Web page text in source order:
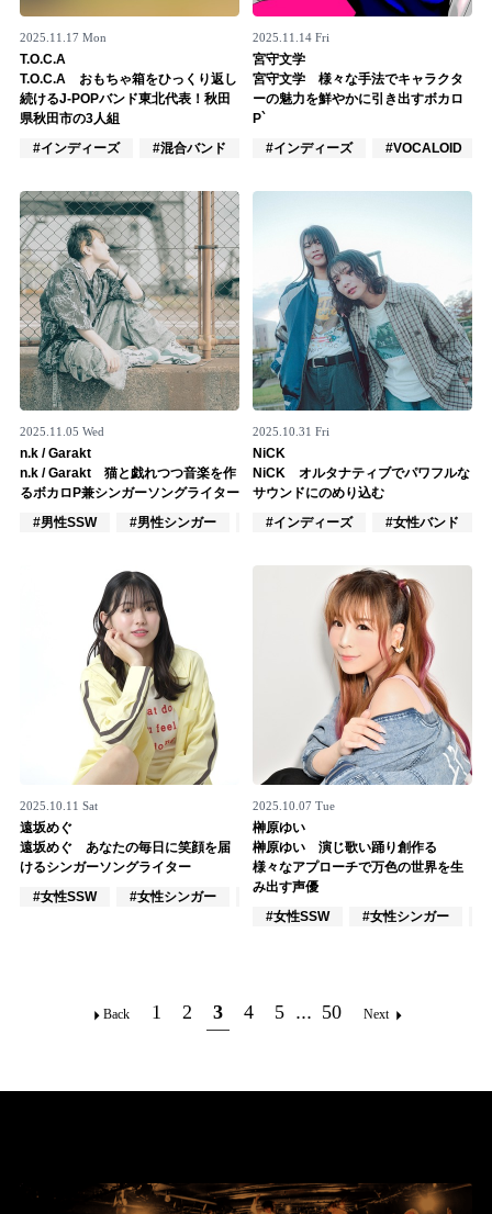
2025.11.17 Mon
T.O.C.A
T.O.C.A おもちゃ箱をひっくり返し
続けるJ-POPバンド東北代表！秋田
県秋田市の3人組
#インディーズ
#混合バンド #楽器奏者
2025.11.14 Fri
宮守文学
宮守文学 様々な手法でキャラクタ
ーの魅力を鮮やかに引き出すボカロ
P`
#インディーズ
#VOCALOID
2025.11.05 Wed
n.k / Garakt
n.k / Garakt 猫と戯れつつ音楽を作
るボカロP兼シンガーソングライター
#男性SSW
#男性シンガー #VOCALOID
2025.10.31 Fri
NiCK
NiCK オルタナティブでパワフルな
サウンドにのめり込む
#インディーズ
#女性バンド
2025.10.11 Sat
遠坂めぐ
遠坂めぐ あなたの毎日に笑顔を届
けるシンガーソングライター
#女性SSW
#女性シンガー #インディーズ
2025.10.07 Tue
榊原ゆい
榊原ゆい 演じ歌い踊り創作る
様々なアプローチで万色の世界を生
み出す声優
#女性SSW
#女性シンガー
Back 1 2 3 4 5 ... 50 Next